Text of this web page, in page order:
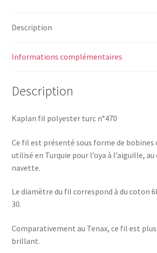
Description
Informations complémentaires
Description
Kaplan fil polyester turc n°470
Ce fil est présenté sous forme de bobines
utilisé en Turquie pour l’oya à l’aiguille,
navette.
Le diamètre du fil correspond à du coton
30.
Comparativement au Tenax, ce fil est
brillant.